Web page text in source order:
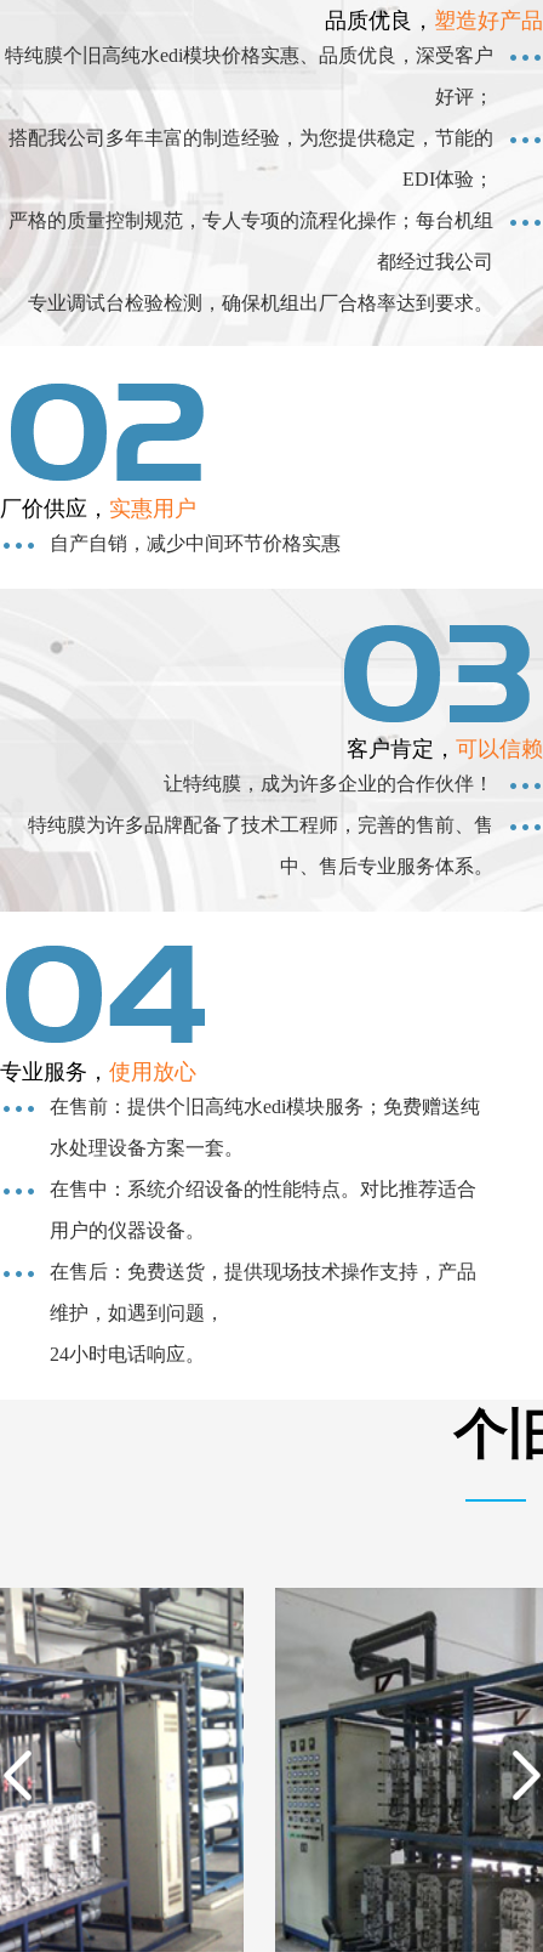
品质优良， 塑造好产品
特纯膜个旧高纯水edi模块价格实惠、品质优良，深受客户
好评；
搭配我公司多年丰富的制造经验，为您提供稳定，节能的
EDI体验；
严格的质量控制规范，专人专项的流程化操作；每台机组
都经过我公司
专业调试台检验检测，确保机组出厂合格率达到要求。
厂价供应， 实惠用户
自产自销，减少中间环节价格实惠
客户肯定， 可以信赖
让特纯膜，成为许多企业的合作伙伴！
特纯膜为许多品牌配备了技术工程师，完善的售前、售
中、售后专业服务体系。
专业服务， 使用放心
在售前：提供个旧高纯水edi模块服务；免费赠送纯
水处理设备方案一套。
在售中：系统介绍设备的性能特点。对比推荐适合
用户的仪器设备。
在售后：免费送货，提供现场技术操作支持，产品
维护，如遇到问题，
24小时电话响应。
个